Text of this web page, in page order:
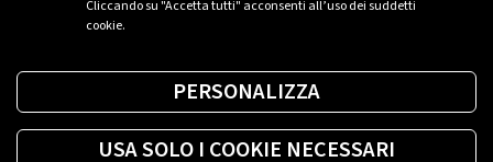
Cliccando su "Accetta tutti" acconsenti all’uso dei suddetti
cookie.
PERSONALIZZA
USA SOLO I COOKIE NECESSARI
Trova la soluzione più giusta per te.
Richiedi una colonnina